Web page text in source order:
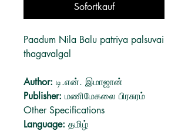
Sofortkauf
Paadum Nila Balu patriya palsuvai
thagavalgal
Author: டி.என். இமாஜான்
Publisher: மணிமேகலை பிரசுரம்
Other Specifications
Language: தமிழ்